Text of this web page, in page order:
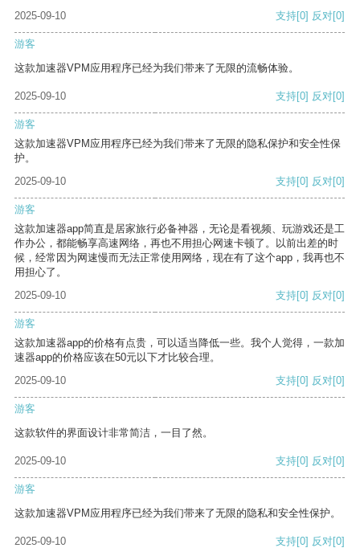
2025-09-10
支持[0] 反对[0]
游客
这款加速器VPM应用程序已经为我们带来了无限的流畅体验。
2025-09-10 支持[0] 反对[0]
游客
这款加速器VPM应用程序已经为我们带来了无限的隐私保护和安全性保
护。
2025-09-10
支持[0] 反对[0]
游客
这款加速器app简直是居家旅行必备神器，无论是看视频、玩游戏还是工
作办公，都能畅享高速网络，再也不用担心网速卡顿了。以前出差的时
候，经常因为网速慢而无法正常使用网络，现在有了这个app，我再也不
用担心了。
2025-09-10
支持[0] 反对[0]
游客
这款加速器app的价格有点贵，可以适当降低一些。我个人觉得，一款加
速器app的价格应该在50元以下才比较合理。
2025-09-10
支持[0] 反对[0]
游客
这款软件的界面设计非常简洁，一目了然。
2025-09-10 支持[0] 反对[0]
游客
这款加速器VPM应用程序已经为我们带来了无限的隐私和安全性保护。
2025-09-10 支持[0] 反对[0]